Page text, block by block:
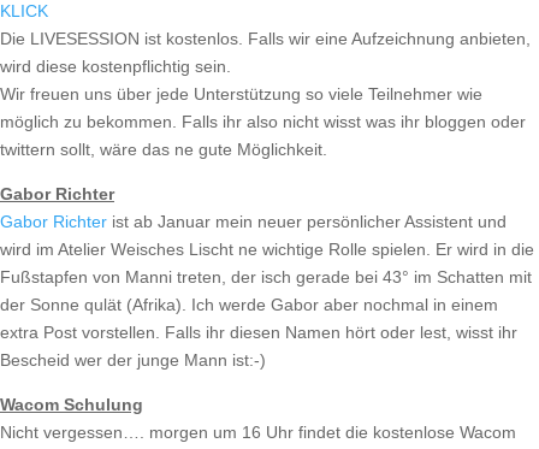
KLICK
Die LIVESESSION ist kostenlos. Falls wir eine Aufzeichnung anbieten,
wird diese kostenpflichtig sein.
Wir freuen uns über jede Unterstützung so viele Teilnehmer wie
möglich zu bekommen. Falls ihr also nicht wisst was ihr bloggen oder
twittern sollt, wäre das ne gute Möglichkeit.
Gabor Richter
Gabor Richter ist ab Januar mein neuer persönlicher Assistent und
wird im Atelier Weisches Lischt ne wichtige Rolle spielen. Er wird in die
Fußstapfen von Manni treten, der isch gerade bei 43° im Schatten mit
der Sonne qulät (Afrika). Ich werde Gabor aber nochmal in einem
extra Post vorstellen. Falls ihr diesen Namen hört oder lest, wisst ihr
Bescheid wer der junge Mann ist:-)
Wacom Schulung
Nicht vergessen…. morgen um 16 Uhr findet die kostenlose Wacom